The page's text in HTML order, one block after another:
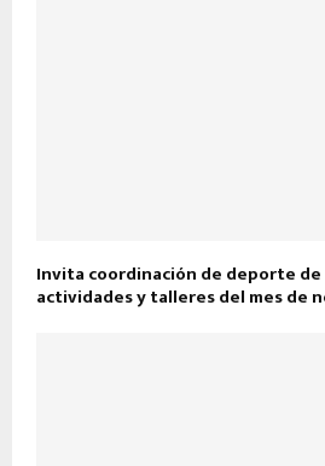
Invita coordinación de deporte de
actividades y talleres del mes de